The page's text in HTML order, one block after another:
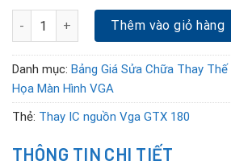
Thay IC nguồn Vga GTX 180 số lượng
Thêm vào giỏ hàng
Danh mục: Bảng Giá Sửa Chữa Thay
Họa Màn Hình VGA
Thẻ: Thay IC nguồn Vga GTX 180
THÔNG TIN CHI TIẾT